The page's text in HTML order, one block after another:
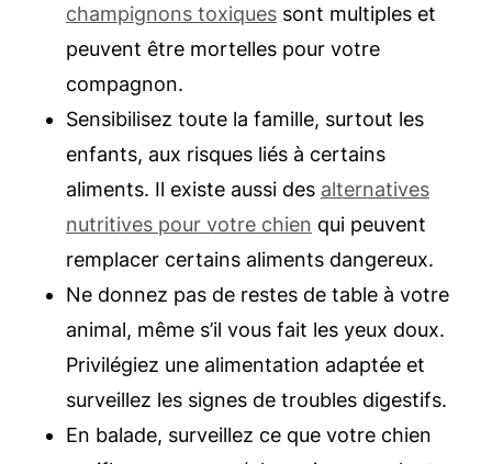
champignons toxiques sont multiples et
peuvent être mortelles pour votre
compagnon.
Sensibilisez toute la famille, surtout les
enfants, aux risques liés à certains
aliments. Il existe aussi des alternatives
nutritives pour votre chien qui peuvent
remplacer certains aliments dangereux.
Ne donnez pas de restes de table à votre
animal, même s’il vous fait les yeux doux.
Privilégiez une alimentation adaptée et
surveillez les signes de troubles digestifs.
En balade, surveillez ce que votre chien